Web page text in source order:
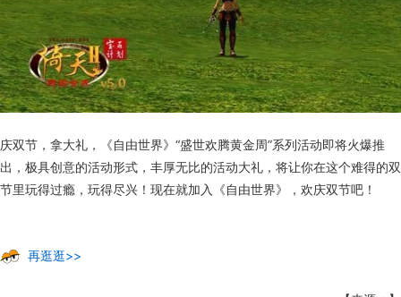
庆双节，拿大礼，《自由世界》“盛世欢腾黄金周”系列活动即将火爆推
出，极具创意的活动形式，丰厚无比的活动大礼，将让你在这个难得的双
节里玩得过瘾，玩得尽兴！现在就加入《自由世界》，欢庆双节吧！
再逛逛>>